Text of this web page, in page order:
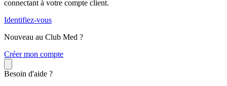
connectant à votre compte client.
Identifiez-vous
Nouveau au Club Med ?
Créer mon compte
Besoin d'aide ?